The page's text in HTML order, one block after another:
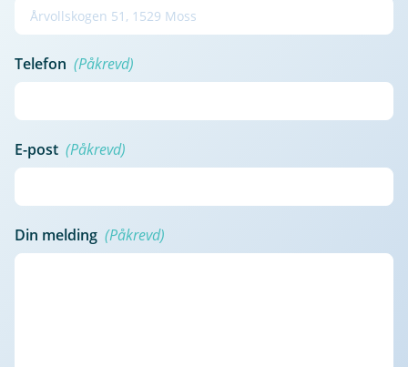
Telefon (Påkrevd)
E-post (Påkrevd)
Din melding (Påkrevd)